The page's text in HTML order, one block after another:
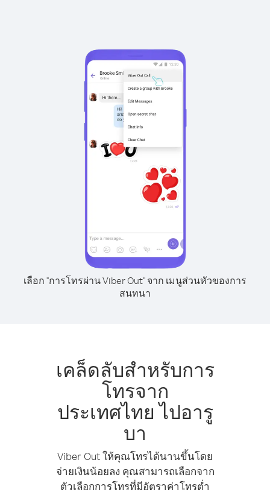
เลือก "การโทรผ่าน Viber Out" จาก เมนูส่วนหัวของการ
สนทนา
เคล็ดลับสำหรับการ
โทรจาก
ประเทศไทย ไปอารู
บา
Viber Out ให้คุณโทรได้นานขึ้นโดย
จ่ายเงินน้อยลง คุณสามารถเลือกจาก
ตัวเลือกการโทรที่มีอัตราค่าโทรต่ำ